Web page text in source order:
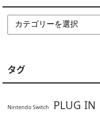
タグ
Nintendo Switch PLUG IN